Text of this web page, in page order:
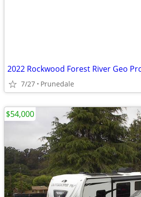
2022 Rockwood Forest River Geo
7/27 Prunedale
$54,000